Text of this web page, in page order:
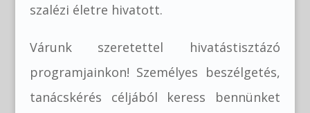
szalézi életre hivatott.
Várunk szeretettel hivatástisztázó
programjainkon! Személyes beszélgetés,
tanácskérés céljából keress bennünket